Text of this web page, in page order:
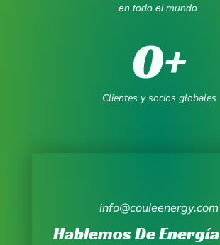
en todo el mundo.
Clientes y socios globales
0+
info@couleenergy.com
Hablemos De